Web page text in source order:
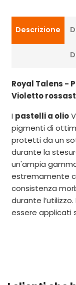
Descrizione
Royal Talens -
Violetto
I pastelli a olio
pigmenti di
protetti da un
durante la
un'ampia
estremamente
consistenza
durante
essere applicati